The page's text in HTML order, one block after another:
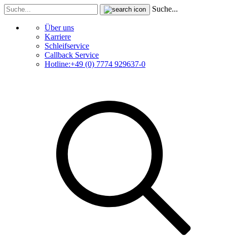
Suche...
Über uns
Karriere
Schleifservice
Callback Service
Hotline:+49 (0) 7774 929637-0